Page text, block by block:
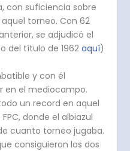
con suficiencia sobre
torneo. Con 62
se adjudicó el
del título de 1962aquí)
y con él
en el mediocampo.
un record en aquel
donde el albiazul
cuanto torneo jugaba.
consiguieron los dos